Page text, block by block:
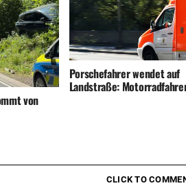
von
Porschefahrer wendet auf
Landstraße:
CLICK TO